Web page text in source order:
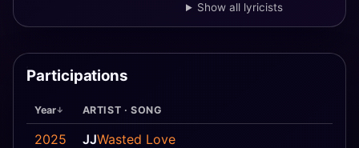
Show all lyricists
Participations
Year ARTIST · SONG
2025 JJWasted Love